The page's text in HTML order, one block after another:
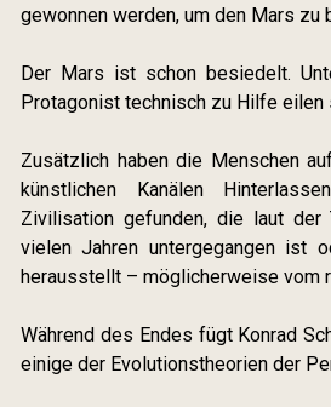
gewonnen werden, um den Mars zu
Der Mars ist schon besiedelt.
Protagonist technisch zu Hilfe eilen
Zusätzlich haben die Menschen
künstlichen Kanälen
Zivilisation gefunden, die laut
vielen Jahren untergegangen ist
herausstellt – möglicherweise vom
Während des Endes fügt Konrad
einige der Evolutionstheorien der